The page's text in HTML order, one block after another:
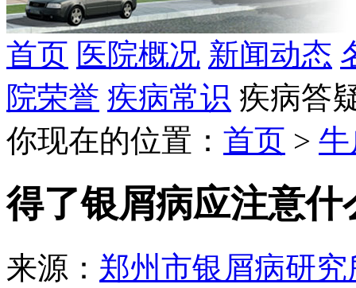
首页 医院概况 新闻动态
院荣誉 疾病常识 疾病答
你现在的位置： 首页 >
得了银屑病应注意什
来源： 郑州市银屑病研究